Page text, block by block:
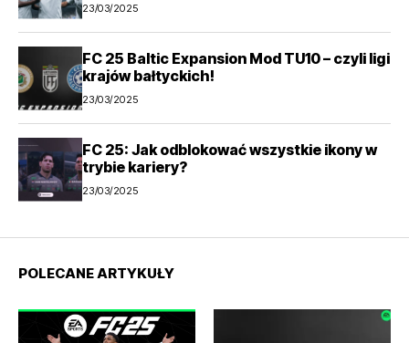
23/03/2025
FC 25 Baltic Expansion Mod TU10 – czyli ligi
krajów bałtyckich!
23/03/2025
FC 25: Jak odblokować wszystkie ikony w
trybie kariery?
23/03/2025
POLECANE ARTYKUŁY